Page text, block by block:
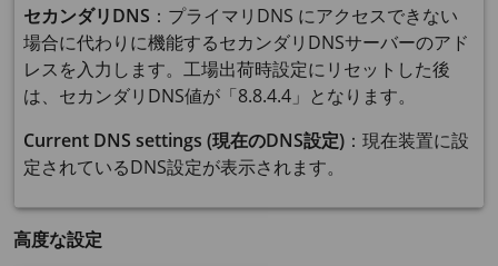
セカンダリDNS ：プライマリDNS にアクセスできない
場合に代わりに機能するセカンダリDNSサーバーのアド
レスを入力します。工場出荷時設定にリセットした後
は、セカンダリDNS値が「8.8.4.4」となります。
Current DNS settings (現在のDNS設定) ：現在装置に設
定されているDNS設定が表示されます。
高度な設定